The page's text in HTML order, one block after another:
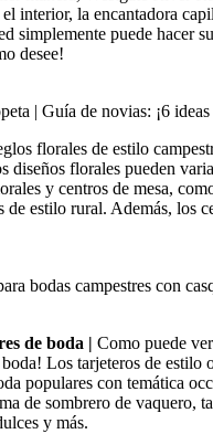
interior, la encantadora
simplemente puede hacer
desee!
florales de estilo
diseños florales pueden
y centros de mesa,
estilo rural. Además,
de boda | Como puede
Los tarjeteros de
populares con temática
de sombrero de
y más.